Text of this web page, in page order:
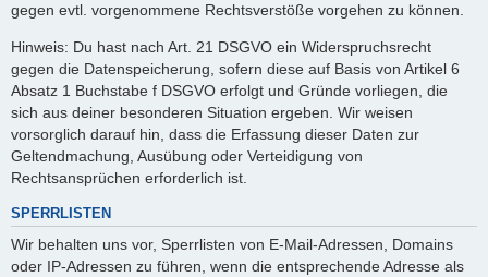
gegen evtl. vorgenommene Rechtsverstöße vorgehen zu können.
Hinweis: Du hast nach Art. 21 DSGVO ein Widerspruchsrecht
gegen die Datenspeicherung, sofern diese auf Basis von Artikel 6
Absatz 1 Buchstabe f DSGVO erfolgt und Gründe vorliegen, die
sich aus deiner besonderen Situation ergeben. Wir weisen
vorsorglich darauf hin, dass die Erfassung dieser Daten zur
Geltendmachung, Ausübung oder Verteidigung von
Rechtsansprüchen erforderlich ist.
SPERRLISTEN
Wir behalten uns vor, Sperrlisten von E-Mail-Adressen, Domains
oder IP-Adressen zu führen, wenn die entsprechende Adresse als